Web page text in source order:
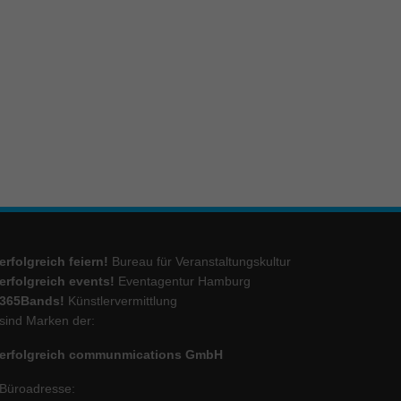
erfolgreich feiern! Bureau für Veranstaltungskultur
erfolgreich events! Eventagentur Hamburg
365Bands! Künstlervermittlung
sind Marken der:
erfolgreich communmications GmbH
Büroadresse:
Externe Medien